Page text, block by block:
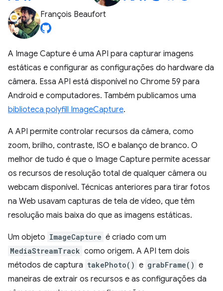
François Beaufort
A Image Capture é uma API para capturar imagens
estáticas e configurar as configurações do hardware da
câmera. Essa API está disponível no Chrome 59 para
Android e computadores. Também publicamos uma
biblioteca polyfill ImageCapture.
A API permite controlar recursos da câmera, como
zoom, brilho, contraste, ISO e balanço de branco. O
melhor de tudo é que o Image Capture permite acessar
os recursos de resolução total de qualquer câmera ou
webcam disponível. Técnicas anteriores para tirar fotos
na Web usavam capturas de tela de vídeo, que têm
resolução mais baixa do que as imagens estáticas.
Um objeto ImageCapture é criado com um
MediaStreamTrack como origem. A API tem dois
métodos de captura takePhoto() e grabFrame() e
maneiras de extrair os recursos e as configurações da